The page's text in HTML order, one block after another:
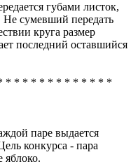
губами листок,
сумевший передать
круга размер
последний оставшийся
* * * * * * * * * * * * *
паре выдается
конкурса - пара
яблоко.